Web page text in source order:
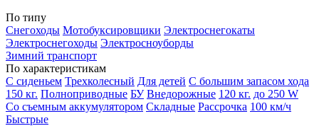
По типу
Снегоходы Мотобуксировщики Электроснегокаты
Электроснегоходы Электросноуборды
Зимний транспорт
По характеристикам
С сиденьем Трехколесный Для детей С большим запасом хода
150 кг. Полноприводные БУ Внедорожные 120 кг. до 250 W
Со съемным аккумулятором Складные Рассрочка 100 км/ч
Быстрые